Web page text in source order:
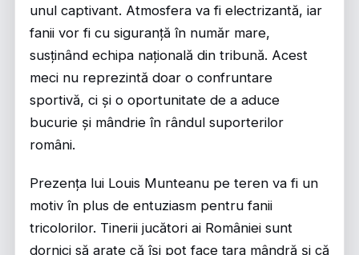
unul captivant. Atmosfera va fi electrizantă, iar
fanii vor fi cu siguranță în număr mare,
susținând echipa națională din tribună. Acest
meci nu reprezintă doar o confruntare
sportivă, ci și o oportunitate de a aduce
bucurie și mândrie în rândul suporterilor
români.
Prezența lui Louis Munteanu pe teren va fi un
motiv în plus de entuziasm pentru fanii
tricolorilor. Tinerii jucători ai României sunt
dornici să arate că își pot face țara mândră și că